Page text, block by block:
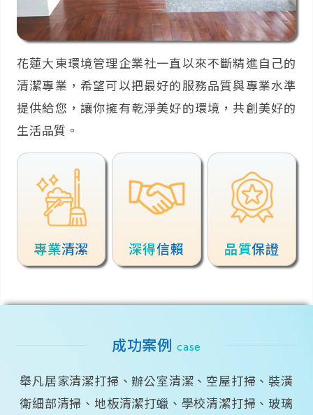
花蓮大東環境管理企業社一直以來不斷精進自己的
清潔專業，希望可以把最好的服務品質與專業水準
提供給您，讓你擁有乾淨美好的環境，共創美好的
生活品質。
專業清潔 深得信賴 品質保證
成功案例 case
舉凡居家清潔打掃、辦公室清潔、空屋打掃、裝潢
衛細部清掃、地板清潔打蠟、學校清潔打掃、玻璃